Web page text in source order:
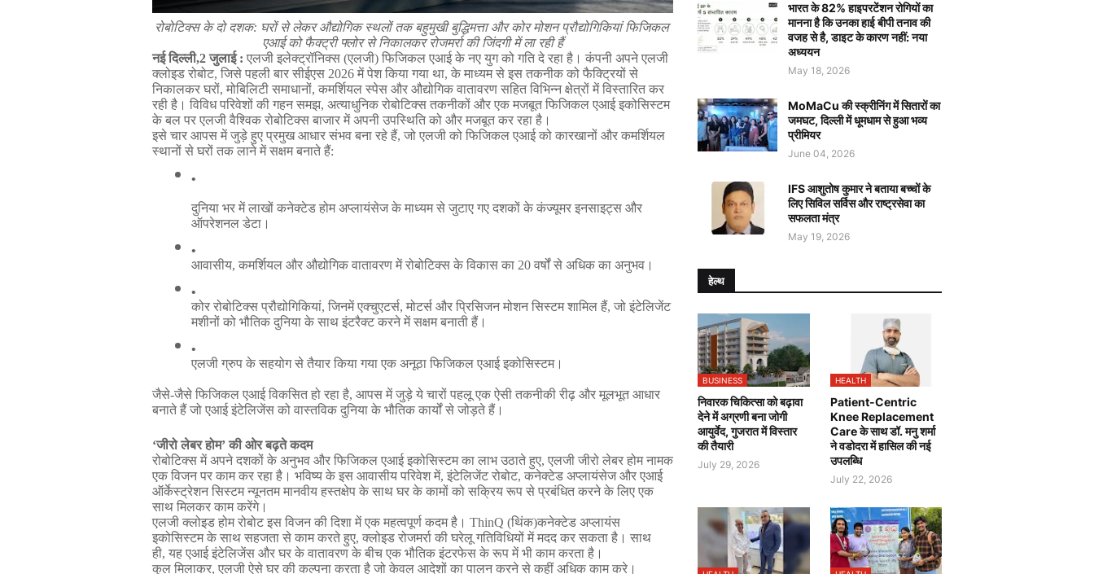
रोबोटिक्स के दो दशक: घरों से लेकर औद्योगिक स्थलों तक बहुमुखी बुद्धिमत्ता और कोर मोशन प्रौद्योगिकियां फिजिकल
एआई को फैक्ट्री फ्लोर से निकालकर रोजमर्रा की जिंदगी में ला रही हैं
नई दिल्ली,2 जुलाई : एलजी इलेक्ट्रॉनिक्स (एलजी) फिजिकल एआई के नए युग को गति दे रहा है। कंपनी अपने एलजी
क्लोइड रोबोट, जिसे पहली बार सीईएस 2026 में पेश किया गया था, के माध्यम से इस तकनीक को फैक्ट्रियों से
निकालकर घरों, मोबिलिटी समाधानों, कमर्शियल स्पेस और औद्योगिक वातावरण सहित विभिन्न क्षेत्रों में विस्तारित कर
रही है। विविध परिवेशों की गहन समझ, अत्याधुनिक रोबोटिक्स तकनीकों और एक मजबूत फिजिकल एआई इकोसिस्टम
के बल पर एलजी वैश्विक रोबोटिक्स बाजार में अपनी उपस्थिति को और मजबूत कर रहा है।
इसे चार आपस में जुड़े हुए प्रमुख आधार संभव बना रहे हैं, जो एलजी को फिजिकल एआई को कारखानों और कमर्शियल
स्थानों से घरों तक लाने में सक्षम बनाते हैं:
दुनिया भर में लाखों कनेक्टेड होम अप्लायंसेज के माध्यम से जुटाए गए दशकों के कंज्यूमर इनसाइट्स और
ऑपरेशनल डेटा।
आवासीय, कमर्शियल और औद्योगिक वातावरण में रोबोटिक्स के विकास का 20 वर्षों से अधिक का अनुभव।
कोर रोबोटिक्स प्रौद्योगिकियां, जिनमें एक्चुएटर्स, मोटर्स और प्रिसिजन मोशन सिस्टम शामिल हैं, जो इंटेलिजेंट
मशीनों को भौतिक दुनिया के साथ इंटरैक्ट करने में सक्षम बनाती हैं।
एलजी ग्रुप के सहयोग से तैयार किया गया एक अनूठा फिजिकल एआई इकोसिस्टम।
जैसे-जैसे फिजिकल एआई विकसित हो रहा है, आपस में जुड़े ये चारों पहलू एक ऐसी तकनीकी रीढ़ और मूलभूत आधार
बनाते हैं जो एआई इंटेलिजेंस को वास्तविक दुनिया के भौतिक कार्यों से जोड़ते हैं।
‘जीरो लेबर होम’ की ओर बढ़ते कदम
रोबोटिक्स में अपने दशकों के अनुभव और फिजिकल एआई इकोसिस्टम का लाभ उठाते हुए, एलजी जीरो लेबर होम नामक
एक विजन पर काम कर रहा है। भविष्य के इस आवासीय परिवेश में, इंटेलिजेंट रोबोट, कनेक्टेड अप्लायंसेज और एआई
ऑर्केस्ट्रेशन सिस्टम न्यूनतम मानवीय हस्तक्षेप के साथ घर के कामों को सक्रिय रूप से प्रबंधित करने के लिए एक
साथ मिलकर काम करेंगे।
एलजी क्लोइड होम रोबोट इस विजन की दिशा में एक महत्वपूर्ण कदम है। ThinQ (थिंक)कनेक्टेड अप्लायंस
इकोसिस्टम के साथ सहजता से काम करते हुए, क्लोइड रोजमर्रा की घरेलू गतिविधियों में मदद कर सकता है। साथ
ही, यह एआई इंटेलिजेंस और घर के वातावरण के बीच एक भौतिक इंटरफेस के रूप में भी काम करता है।
कुल मिलाकर, एलजी ऐसे घर की कल्पना करता है जो केवल आदेशों का पालन करने से कहीं अधिक काम करे।
भारत के 82% हाइपरटेंशन रोगियों का
मानना है कि उनका हाई बीपी तनाव की
वजह से है, डाइट के कारण नहीं: नया
अध्ययन
May 18, 2026
MoMaCu की स्क्रीनिंग में सितारों का
जमघट, दिल्ली में धूमधाम से हुआ भव्य
प्रीमियर
June 04, 2026
IFS आशुतोष कुमार ने बताया बच्चों के
लिए सिविल सर्विस और राष्ट्रसेवा का
सफलता मंत्र
May 19, 2026
हेल्थ
BUSINESS
निवारक चिकित्सा को बढ़ावा
देने में अग्रणी बना जोगी
आयुर्वेद, गुजरात में विस्तार
की तैयारी
July 29, 2026
HEALTH
Patient-Centric
Knee Replacement
Care के साथ डॉ. मनु शर्मा
ने वडोदरा में हासिल की नई
उपलब्धि
July 22, 2026